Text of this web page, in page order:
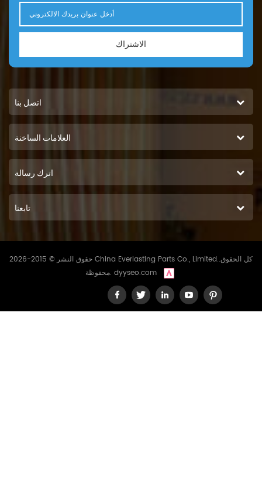
الاشتراك
اتصل بنا
العلامات الساخنة
اترك رسالة
تابعنا
حقوق النشر © 2015-2026 China Everlasting Parts Co., Limited..كل الحقوق
محفوظة. dyyseo.com